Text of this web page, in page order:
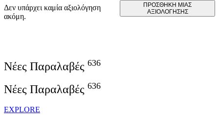
Δεν υπάρχει καμία αξιολόγηση
ακόμη.
ΠΡΟΣΘΉΚΗ ΜΊΑΣ
ΑΞΙΟΛΌΓΗΣΗΣ
Νέες Παραλαβές 636
Νέες Παραλαβές 636
EXPLORE